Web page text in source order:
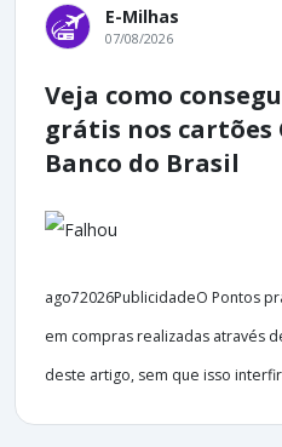
E-Milhas
07/08/2026
Veja como
grátis nos cartões
Banco do Brasil
ago72026PublicidadeO Pontos
em compras realizadas através
deste artigo, sem que isso